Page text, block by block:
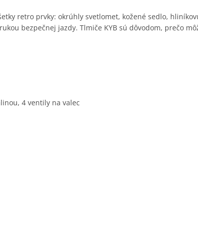
retro prvky: okrúhly svetlomet, kožené sedlo,
bezpečnej jazdy. Tlmiče KYB sú dôvodom, prečo
4 ventily na valec